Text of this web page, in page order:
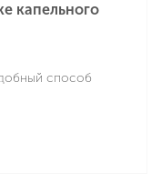
капельного
способ